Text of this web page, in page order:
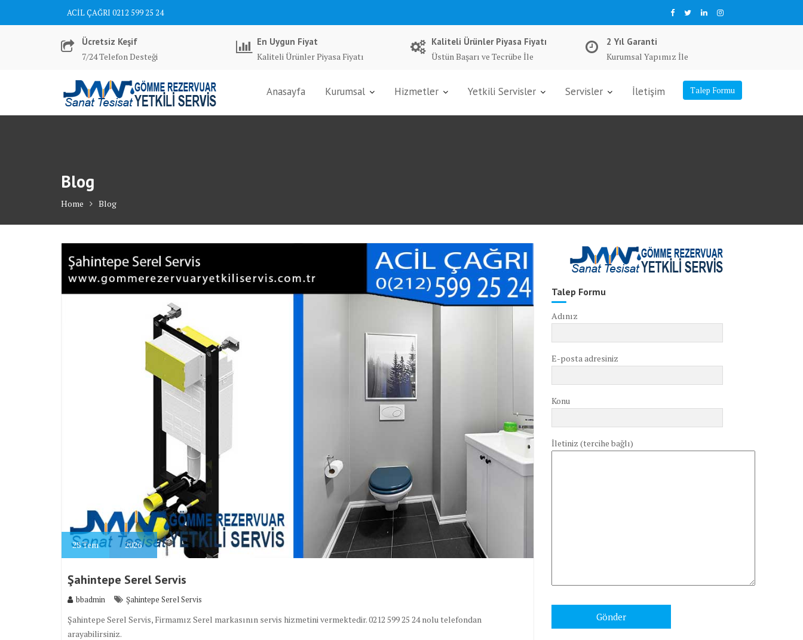
ACİL ÇAĞRI 0212 599 25 24
Ücretsiz Keşif
7/24 Telefon Desteği
En Uygun Fiyat
Kaliteli Ürünler Piyasa Fiyatı
Kaliteli Ürünler Piyasa Fiyatı
Üstün Başarı ve Tecrübe İle
2 Yıl Garanti
Kurumsal Yapımız İle
Talep Formu
Anasayfa Kurumsal Hizmetler Yetkili Servisler Servisler İletişim
Blog
Home Blog
28Tem 2026
Şahintepe Serel Servis
bbadmin Şahintepe Serel Servis
Şahintepe Serel Servis, Firmamız Serel markasının servis hizmetini vermektedir. 0212 599 25 24 nolu telefondan
arayabilirsiniz.
Talep Formu
Adınız
E-posta adresiniz
Konu
İletiniz (tercihe bağlı)